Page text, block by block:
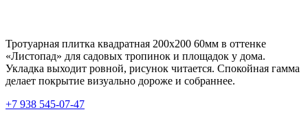
Тротуарная плитка квадратная 200х200 60мм в оттенке
«Листопад» для садовых тропинок и площадок у дома.
Укладка выходит ровной, рисунок читается. Спокойная гамма
делает покрытие визуально дороже и собраннее.
+7 938 545-07-47